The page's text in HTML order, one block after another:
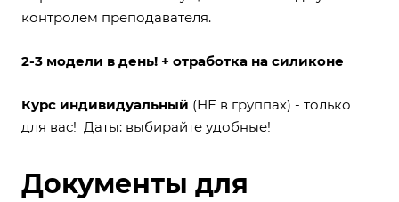
контролем преподавателя.
2-3 модели в день! + отработка на силиконе
Курс индивидуальный (НЕ в группах) - только
для вас! Даты: выбирайте удобные!
Документы для